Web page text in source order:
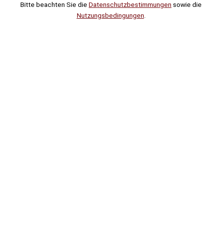
Bitte beachten Sie die Datenschutzbestimmungen sowie die
Nutzungsbedingungen